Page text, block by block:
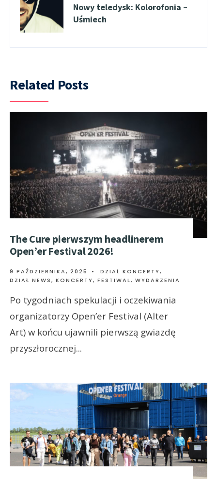
Nowy teledysk: Kolorofonia –
Uśmiech
Related Posts
The Cure pierwszym headlinerem
Open’er Festival 2026!
9 PAŹDZIERNIKA, 2025 • DZIAŁ KONCERTY,
DZIAŁ NEWS, KONCERTY, FESTIWAL, WYDARZENIA
Po tygodniach spekulacji i oczekiwania
organizatorzy Open’er Festival (Alter
Art) w końcu ujawnili pierwszą gwiazdę
przyszłorocznej...